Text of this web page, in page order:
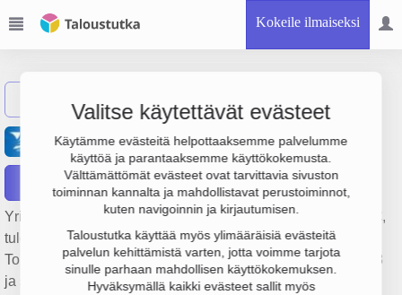
Kokeile ilmaiseksi
Valitse käytettävät evästeet
Käytämme evästeitä helpottaaksemme palvelumme
käyttöä ja parantaaksemme käyttökokemusta.
Välttämättömät evästeet ovat tarvittavia sivuston
toiminnan kannalta ja mahdollistavat perustoiminnot,
kuten navigoinnin ja kirjautumisen.
Taloustutka käyttää myös ylimääräisiä evästeitä
palvelun kehittämistä varten, jotta voimme tarjota
sinulle parhaan mahdollisen käyttökokemuksen.
Hyväksymällä kaikki evästeet sallit myös
Suomen Yrittäjäopisto Oy
Raportit
Yrityksen Suomen Yrittäjäopisto Oy liikevaihto on 8.8 milj. €,
tulos 324 000 € ja henkilöstömäärä 99. Sen päätoimiala on
Toisen asteen ammatillinen koulutus, perustamisvuosi 1978
ja sijainti Kauhava. Yrityksen yhtiömuoto Osakeyhtiö (OY).